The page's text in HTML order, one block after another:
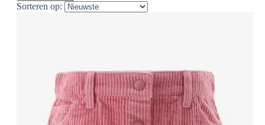
Sorteren op: